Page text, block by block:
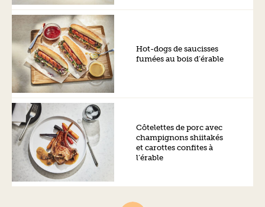
Hot-dogs de saucisses
fumées au bois d’érable
Côtelettes de porc avec
champignons shiitakés
et carottes confites à
l’érable